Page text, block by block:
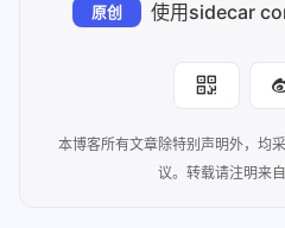
原创
本博客所有文章除特别声明外，均
议。转载请注明来自